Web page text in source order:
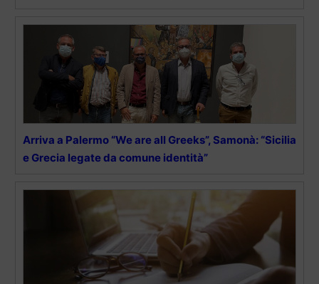
Arriva a Palermo “We are all Greeks”, Samonà: “Sicilia
e Grecia legate da comune identità”